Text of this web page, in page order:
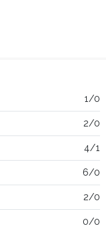
1/0
2/0
4/1
6/0
2/0
0/0